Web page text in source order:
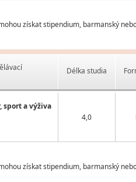
získat stipendium, barmanský
sport a výživa
Délka studia
4,0
získat stipendium, barmanský